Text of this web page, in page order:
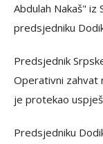
Abdulah Nakaš"
predsjedniku
Predsjednik
Operativni zahvat
je protekao
Predsjedniku